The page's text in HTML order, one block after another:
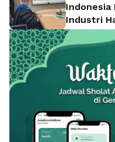
Indonesia
Industri